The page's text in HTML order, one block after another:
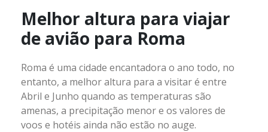
Melhor altura para viajar
de avião para Roma
Roma é uma cidade encantadora o ano todo, no
entanto, a melhor altura para a visitar é entre
Abril e Junho quando as temperaturas são
amenas, a precipitação menor e os valores de
voos e hotéis ainda não estão no auge.